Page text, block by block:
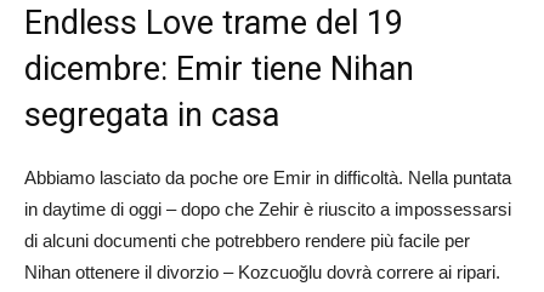
Endless Love trame del 19
dicembre: Emir tiene Nihan
segregata in casa
Abbiamo lasciato da poche ore Emir in difficoltà. Nella puntata
in daytime di oggi – dopo che Zehir è riuscito a impossessarsi
di alcuni documenti che potrebbero rendere più facile per
Nihan ottenere il divorzio – Kozcuoğlu dovrà correre ai ripari.